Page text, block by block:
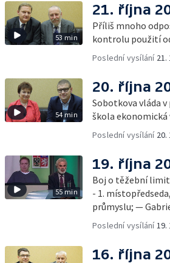
53 min
21. října
Příliš mnoho
kontrolu použití
Poslední vysílání 21.
54 min
20. října
Sobotkova vláda
škola
Poslední vysílání 20.
55 min
19. října
Boj o těžební limity, Vladimír Buřt /SZ/ -
- 1.
průmyslu; —
Poslední vysílání 19.
16. října